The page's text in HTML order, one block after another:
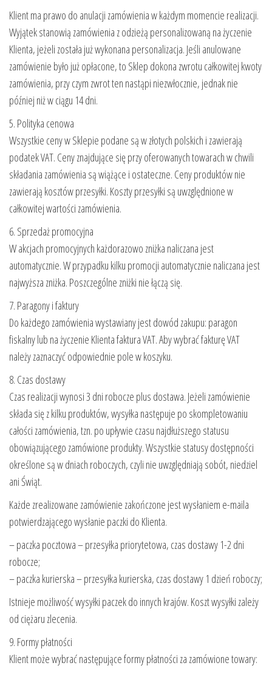
Klient ma prawo do anulacji zamówienia w każdym momencie realizacji.
Wyjątek stanowią zamówienia z odzieżą personalizowaną na życzenie
Klienta, jeżeli została już wykonana personalizacja. Jeśli anulowane
zamówienie było już opłacone, to Sklep dokona zwrotu całkowitej kwoty
zamówienia, przy czym zwrot ten nastąpi niezwłocznie, jednak nie
później niż w ciągu 14 dni.
5. Polityka cenowa
Wszystkie ceny w Sklepie podane są w złotych polskich i zawierają
podatek VAT. Ceny znajdujące się przy oferowanych towarach w chwili
składania zamówienia są wiążące i ostateczne. Ceny produktów nie
zawierają kosztów przesyłki. Koszty przesyłki są uwzględnione w
całkowitej wartości zamówienia.
6. Sprzedaż promocyjna
W akcjach promocyjnych każdorazowo zniżka naliczana jest
automatycznie. W przypadku kilku promocji automatycznie naliczana jest
najwyższa zniżka. Poszczególne zniżki nie łączą się.
7. Paragony i faktury
Do każdego zamówienia wystawiany jest dowód zakupu: paragon
fiskalny lub na życzenie Klienta faktura VAT. Aby wybrać fakturę VAT
należy zaznaczyć odpowiednie pole w koszyku.
8. Czas dostawy
Czas realizacji wynosi 3 dni robocze plus dostawa. Jeżeli zamówienie
składa się z kilku produktów, wysyłka następuje po skompletowaniu
całości zamówienia, tzn. po upływie czasu najdłuższego statusu
obowiązującego zamówione produkty. Wszystkie statusy dostępności
określone są w dniach roboczych, czyli nie uwzględniają sobót, niedziel
ani Świąt.
Każde zrealizowane zamówienie zakończone jest wysłaniem e-maila
potwierdzającego wysłanie paczki do Klienta.
– paczka pocztowa – przesyłka priorytetowa, czas dostawy 1-2 dni
robocze;
– paczka kurierska – przesyłka kurierska, czas dostawy 1 dzień roboczy;
Istnieje możliwość wysyłki paczek do innych krajów. Koszt wysyłki zależy
od ciężaru zlecenia.
9. Formy płatności
Klient może wybrać następujące formy płatności za zamówione towary: